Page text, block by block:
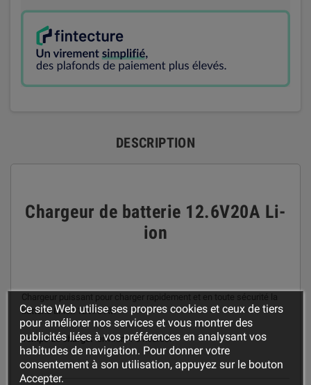
DESCRIPTION
Chargeur de batterie 12.6V20A Li-
ion
Chargeur puissant pour charger rapidement et en toute sécurité la
batterie Li-ion 12V70 AV.
Temps de charge: environ 4-5 heures.
Ce site Web utilise ses propres cookies et ceux de tiers
pour améliorer nos services et vous montrer des
publicités liées à vos préférences en analysant vos
habitudes de navigation. Pour donner votre
consentement à son utilisation, appuyez sur le bouton
Accepter.